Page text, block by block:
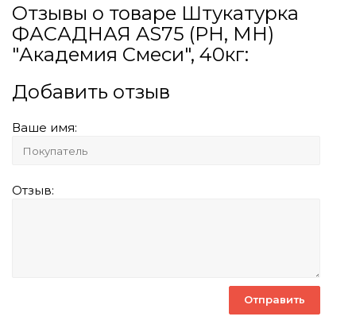
Отзывы о товаре Штукатурка
ФАСАДНАЯ AS75 (РН, МН)
"Академия Смеси", 40кг:
Добавить отзыв
Ваше имя:
Отзыв: